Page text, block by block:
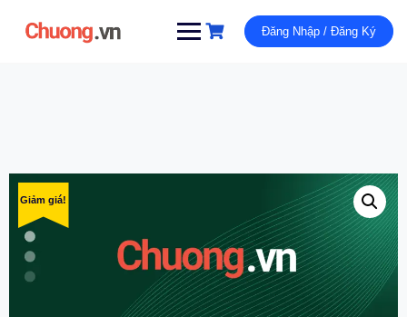
Đăng Nhập / Đăng Ký
Giảm giá!